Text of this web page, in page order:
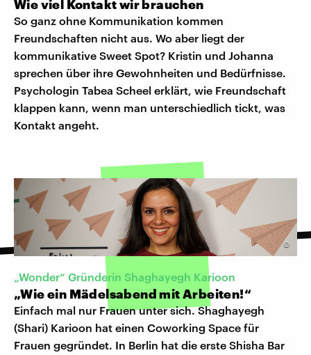
Wie viel Kontakt wir brauchen
So ganz ohne Kommunikation kommen
Freundschaften nicht aus. Wo aber liegt der
kommunikative Sweet Spot? Kristin und Johanna
sprechen über ihre Gewohnheiten und Bedürfnisse.
Psychologin Tabea Scheel erklärt, wie Freundschaft
klappen kann, wenn man unterschiedlich tickt, was
Kontakt angeht.
©
„Wonder“ Gründerin Shaghayegh Karioon
„Wie ein Mädelsabend mit Arbeiten!“
Einfach mal nur Frauen unter sich. Shaghayegh
(Shari) Karioon hat einen Coworking Space für
Frauen gegründet. In Berlin hat die erste Shisha Bar